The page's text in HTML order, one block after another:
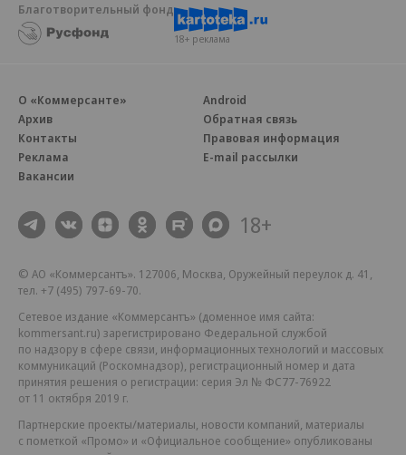
Благотворительный фонд
18+ реклама
О «Коммерсанте»
Архив
Контакты
Реклама
Вакансии
Android
Обратная связь
Правовая информация
E-mail рассылки
18+
© АО «Коммерсантъ». 127006, Москва, Оружейный переулок д. 41,
тел. +7 (495) 797-69-70.
Сетевое издание «Коммерсантъ» (доменное имя сайта:
kommersant.ru) зарегистрировано Федеральной службой
по надзору в сфере связи, информационных технологий и массовых
коммуникаций (Роскомнадзор), регистрационный номер и дата
принятия решения о регистрации: серия Эл № ФС77-76922
от 11 октября 2019 г.
Партнерские проекты/материалы, новости компаний, материалы
с пометкой «Промо» и «Официальное сообщение» опубликованы